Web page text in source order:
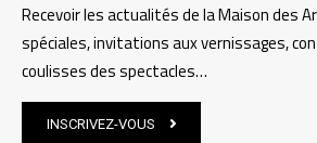
Recevoir les actualités de la Maison des
spéciales, invitations aux vernissages,
coulisses des spectacles…
INSCRIVEZ-VOUS